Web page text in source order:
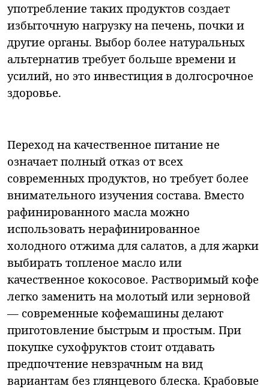
употребление таких продуктов создает
избыточную нагрузку на печень, почки и
другие органы. Выбор более натуральных
альтернатив требует больше времени и
усилий, но это инвестиция в долгосрочное
здоровье.
Переход на качественное питание не
означает полный отказ от всех
современных продуктов, но требует более
внимательного изучения состава. Вместо
рафинированного масла можно
использовать нерафинированное
холодного отжима для салатов, а для жарки
выбирать топленое масло или
качественное кокосовое. Растворимый кофе
легко заменить на молотый или зерновой
— современные кофемашины делают
приготовление быстрым и простым. При
покупке сухофруктов стоит отдавать
предпочтение невзрачным на вид
вариантам без глянцевого блеска. Крабовые